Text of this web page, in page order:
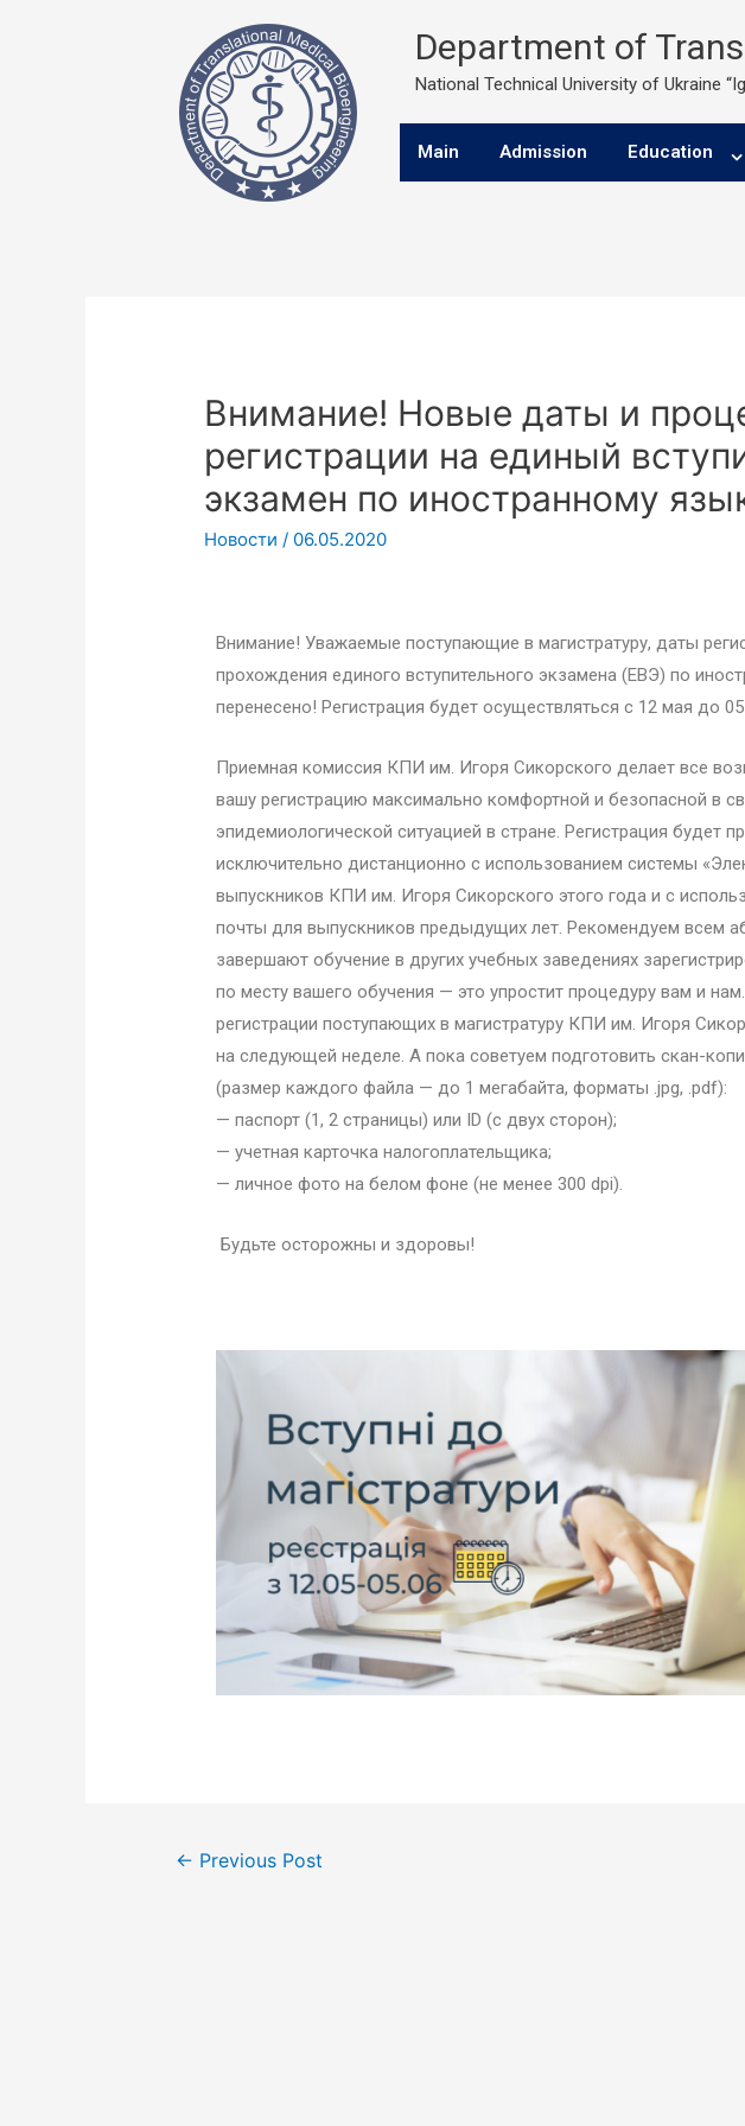
Department of
National Technical University of Ukraine
Main Admission Education
Внимание! Новые даты и
регистрации на единый
экзамен по иностранному
Новости / 06.05.2020
Внимание! Уважаемые поступающие в магистратуру, даты
прохождения единого вступительного экзамена (ЕВЭ) по
перенесено! Регистрация будет осуществляться с 12 мая до
Приемная комиссия КПИ им. Игоря Сикорского делает все
вашу регистрацию максимально комфортной и безопасной в
эпидемиологической ситуацией в стране. Регистрация будет
исключительно дистанционно с использованием системы
выпускников КПИ им. Игоря Сикорского этого года и с
почты для выпускников предыдущих лет. Рекомендуем всем
завершают обучение в других учебных заведениях
по месту вашего обучения — это упростит процедуру вам и
регистрации поступающих в магистратуру КПИ им. Игоря
на следующей неделе. А пока советуем подготовить скан-
(размер каждого файла — до 1 мегабайта, форматы .jpg, .pdf):
— паспорт (1, 2 страницы) или ID (с двух сторон);
— учетная карточка налогоплательщика;
— личное фото на белом фоне (не менее 300 dpi).
Будьте осторожны и здоровы!
← Previous Post